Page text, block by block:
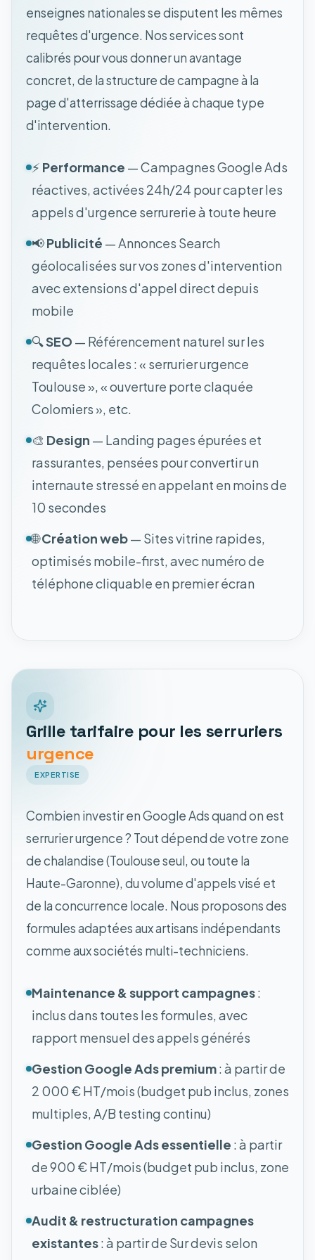
enseignes nationales se disputent les mêmes
requêtes d'urgence. Nos services sont
calibrés pour vous donner un avantage
concret, de la structure de campagne à la
page d'atterrissage dédiée à chaque type
d'intervention.
⚡ Performance — Campagnes Google Ads
réactives, activées 24h/24 pour capter les
appels d'urgence serrurerie à toute heure
📢Publicité — Annonces Search
géolocalisées sur vos zones d'intervention
avec extensions d'appel direct depuis
mobile
🔍SEO — Référencement naturel sur les
requêtes locales : « serrurier urgence
Toulouse », « ouverture porte claquée
Colomiers », etc.
🎨 Design — Landing pages épurées et
rassurantes, pensées pour convertir un
internaute stressé en appelant en moins de
10 secondes
🌐Création web— Sites vitrine rapides,
optimisés mobile-first, avec numéro de
téléphone cliquable en premier écran
Grille tarifaire pour les serruriers
urgence
EXPERTISE
Combien investir en Google Ads quand on est
serrurier urgence ? Tout dépend de votre zone
de chalandise (Toulouse seul, ou toute la
Haute-Garonne), du volume d'appels visé et
de la concurrence locale. Nous proposons des
formules adaptées aux artisans indépendants
comme aux sociétés multi-techniciens.
Maintenance & support campagnes:
inclus dans toutes les formules, avec
rapport mensuel des appels générés
Gestion Google Ads premium: à partir de
2 000 € HT/mois (budget pub inclus, zones
multiples, A/B testing continu)
Gestion Google Ads essentielle : à partir
de 900 € HT/mois (budget pub inclus, zone
urbaine ciblée)
Audit & restructuration campagnes
existantes: à partir de Sur devis selon